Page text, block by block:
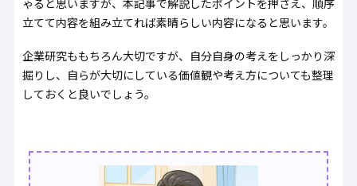
立てて内容を組み立てれば素晴らしい内容になると思います。
企業研究ももちろん大切ですが、自分自身の考えをしっかり深
掘りし、自らが大切にしている価値観や考え方についても整理
しておくと良いでしょう。